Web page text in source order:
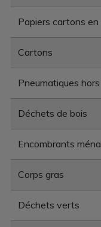
Papiers cartons
Cartons
Pneumatiques
Déchets de bois
Encombrants
Corps gras
Déchets verts